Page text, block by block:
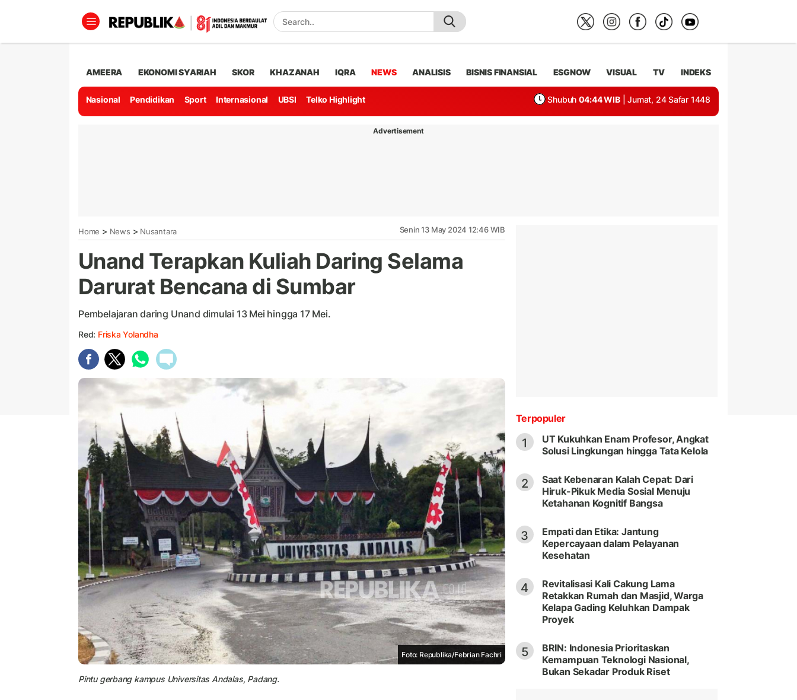
AMEERA EKONOMI SYARIAH SKOR KHAZANAH IQRA NEWS ANALISIS BISNIS FINANSIAL ESGNOW VISUAL TV INDEKS
Nasional Pendidikan Sport Internasional UBSI Telko Highlight Shubuh 04:44 WIB | Jumat, 24 Safar 1448
Advertisement
Home > News > Nusantara Senin 13 May 2024 12:46 WIB
Unand Terapkan Kuliah Daring Selama
Darurat Bencana di Sumbar
Pembelajaran daring Unand dimulai 13 Mei hingga 17 Mei.
Red: Friska Yolandha
Foto: Republika/Febrian Fachri
Pintu gerbang kampus Universitas Andalas, Padang.
Terpopuler
1
UT Kukuhkan Enam Profesor, Angkat
Solusi Lingkungan hingga Tata Kelola
2
Saat Kebenaran Kalah Cepat: Dari
Hiruk-Pikuk Media Sosial Menuju
Ketahanan Kognitif Bangsa
3
Empati dan Etika: Jantung
Kepercayaan dalam Pelayanan
Kesehatan
4
Revitalisasi Kali Cakung Lama
Retakkan Rumah dan Masjid, Warga
Kelapa Gading Keluhkan Dampak
Proyek
5
BRIN: Indonesia Prioritaskan
Kemampuan Teknologi Nasional,
Bukan Sekadar Produk Riset